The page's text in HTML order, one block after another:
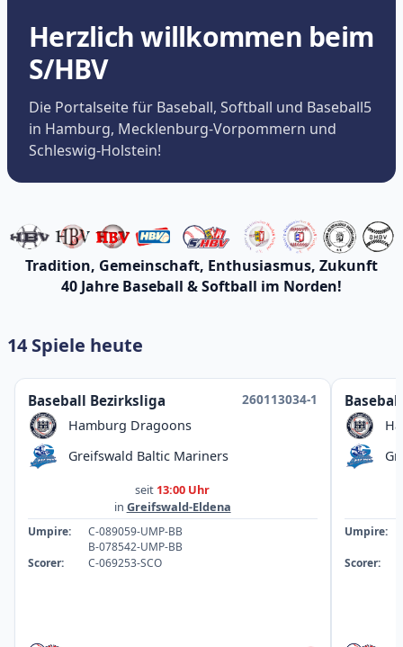
Herzlich willkommen beim
S/HBV
Die Portalseite für Baseball, Softball und Baseball5
in Hamburg, Mecklenburg-Vorpommern und
Schleswig-Holstein!
Tradition, Gemeinschaft, Enthusiasmus, Zukunft
40 Jahre Baseball & Softball im Norden!
14 Spiele heute
Baseball Bezirksliga
260113034-1
Hamburg Dragoons
Greifswald Baltic Mariners
seit 13:00 Uhr
in Greifswald-Eldena
Umpire:
C-089059-UMP-BB
B-078542-UMP-BB
Scorer:
C-069253-SCO
Umpire:
Scorer: